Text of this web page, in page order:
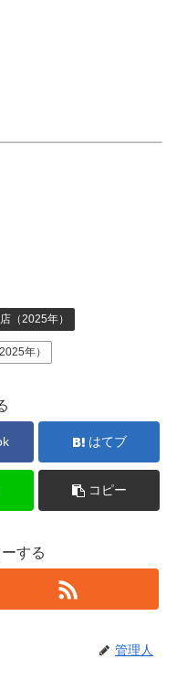
（2025年）
年）
はてブ
コピー
する
管理人